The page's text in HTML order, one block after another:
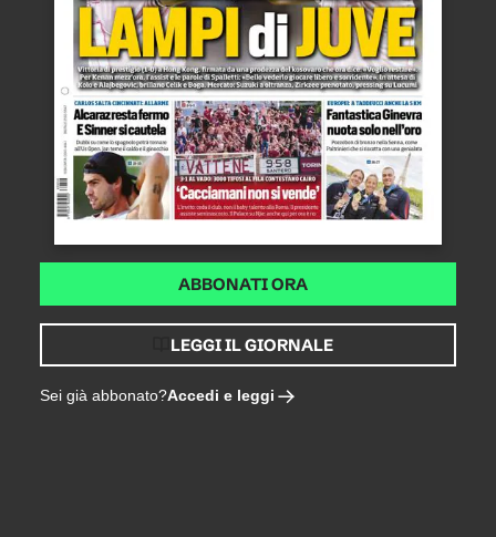
ABBONATI ORA
LEGGI IL GIORNALE
Sei già abbonato?Accedi e leggi